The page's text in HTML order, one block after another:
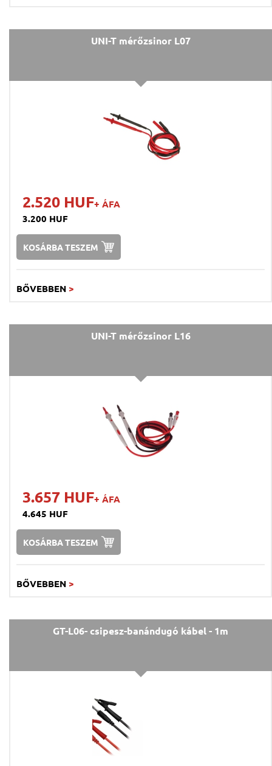
UNI-T mérőzsinor L07
2.520 HUF+ ÁFA
3.200 HUF
KOSÁRBA TESZEM
BŐVEBBEN >
UNI-T mérőzsinor L16
3.657 HUF+ ÁFA
4.645 HUF
KOSÁRBA TESZEM
BŐVEBBEN >
GT-L06- csipesz-banándugó kábel - 1m